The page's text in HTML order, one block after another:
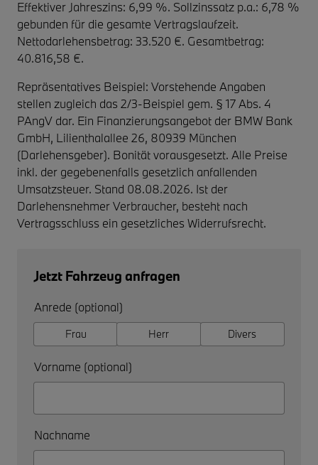
Effektiver Jahreszins: 6,99 %. Sollzinssatz p.a.: 6,78 %
gebunden für die gesamte Vertragslaufzeit.
Nettodarlehensbetrag: 33.520 €. Gesamtbetrag:
40.816,58 €.
Repräsentatives Beispiel: Vorstehende Angaben
stellen zugleich das 2/3-Beispiel gem. § 17 Abs. 4
PAngV dar. Ein Finanzierungsangebot der BMW Bank
GmbH, Lilienthalallee 26, 80939 München
(Darlehensgeber). Bonität vorausgesetzt. Alle Preise
inkl. der gegebenenfalls gesetzlich anfallenden
Umsatzsteuer. Stand 08.08.2026. Ist der
Darlehensnehmer Verbraucher, besteht nach
Vertragsschluss ein gesetzliches Widerrufsrecht.
Jetzt Fahrzeug anfragen
Anrede (optional)
Frau Herr Divers
Vorname (optional)
Nachname